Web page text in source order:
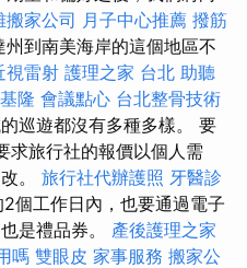
搬家公司 月子中心推薦 撥筋
到南美海岸的這個地區不
視雷射 護理之家 台北 助聽
隆 會議點心 台北整骨技術
巡遊都沒有多種多樣。 要
求旅行社的報價以個人需
。 旅行社代辦護照 牙醫診
2個工作日內，也要通過電子
是禮品券。 產後護理之家
嗎 雙眼皮 家事服務 搬家公